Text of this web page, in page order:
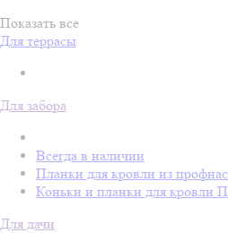
Показать все
Для террасы
Для забора
Всегда в наличии
Планки для кровли из
Коньки и планки для кровли
Для дачи